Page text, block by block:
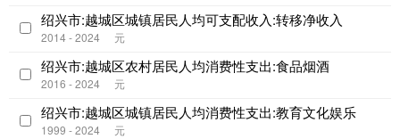
绍兴市:越城区城镇居民人均可支配收入:转移净收入
2014 - 2024 元
绍兴市:越城区农村居民人均消费性支出:食品烟酒
2016 - 2024 元
绍兴市:越城区城镇居民人均消费性支出:教育文化娱乐
1999 - 2024 元